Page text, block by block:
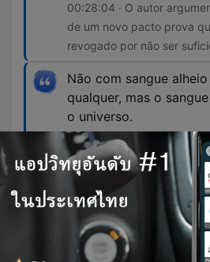
00:28:04 · O autor
de um novo pacto prova
revogado por não ser
Não com sangue
qualquer, mas o
o universo.
00:41:08 · O orador
a eficácia eterna do
remissão dos pecados.
Quando a gente faz o
depois desse pacto de
e a bebida. Santa Ceia.